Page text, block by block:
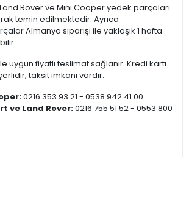
Rover ve Mini Cooper yedek parçaları
temin edilmektedir. Ayrıca
Almanya siparişi ile yaklaşık 1 hafta
uygun fiyatlı teslimat sağlanır. Kredi kartı
taksit imkanı vardır.
0216 353 93 21 - 0538 942 41 00
ve Land Rover:0216 755 51 52 - 0553 800